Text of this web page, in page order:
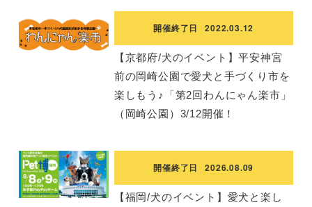
開催終了日 2022.03.12
【京都府/犬のイベント】平安神宮
前の岡崎公園で愛犬と手づくり市を
楽しもう♪「第2回わんにゃん楽市」
（岡崎公園）3/12開催！
開催終了日 2026.08.09
【福岡/犬のイベント】愛犬と楽し